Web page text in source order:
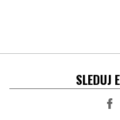
SLEDUJ